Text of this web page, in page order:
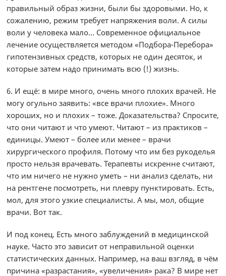
правильный образ жизни, были бы здоровыми. Но, к
сожалению, режим требует напряжения воли. А силы
воли у человека мало… Современное официальное
лечение осуществляется методом «Подбора-Перебора»
гипотензивных средств, которых не один десяток, и
которые затем надо принимать всю (!) жизнь.
6. И ещё: в мире много, очень много плохих врачей. Не
могу огульно заявить: «все врачи плохие». Много
хороших, но и плохих – тоже. Доказательства? Спросите,
что они читают и что умеют. Читают – из практиков –
единицы. Умеют – более или менее – врачи
хирургического профиля. Потому что им без рукоделья
просто нельзя врачевать. Терапевты искренне считают,
что им ничего не нужно уметь – ни анализ сделать, ни
на рентгене посмотреть, ни плевру пунктировать. Есть,
мол, для этого узкие специалисты. А мы, мол, общие
врачи. Вот так.
И под конец. Есть много заблуждений в медицинской
науке. Часто это зависит от неправильной оценки
статистических данных. Например, на ваш взгляд, в чём
причина «разрастания», «увеличения» рака? В мире нет